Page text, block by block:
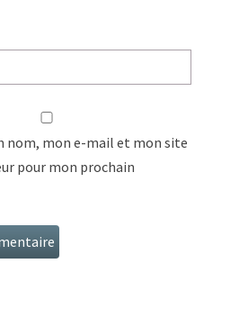
nom, mon e-mail et mon site
pour mon prochain